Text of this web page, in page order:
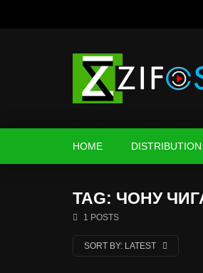
HOME
TAG: ЧОНУ
1 POSTS
SORT BY: LATEST